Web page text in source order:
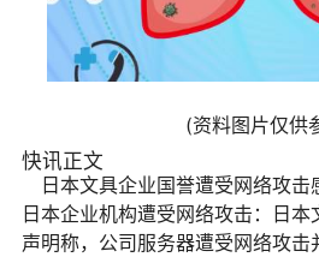
(资料图片仅供
快讯正文
日本文具企业国誉遭受网络攻
日本企业机构遭受网络攻击：日
声明称，公司服务器遭受网络攻